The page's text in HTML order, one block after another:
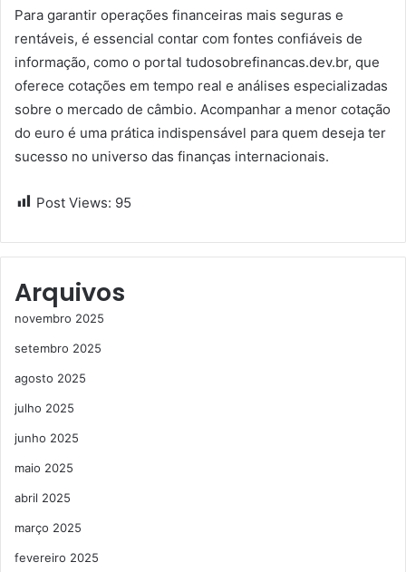
Para garantir operações financeiras mais seguras e
rentáveis, é essencial contar com fontes confiáveis de
informação, como o portal tudosobrefinancas.dev.br, que
oferece cotações em tempo real e análises especializadas
sobre o mercado de câmbio. Acompanhar a menor cotação
do euro é uma prática indispensável para quem deseja ter
sucesso no universo das finanças internacionais.
Post Views: 95
Arquivos
novembro 2025
setembro 2025
agosto 2025
julho 2025
junho 2025
maio 2025
abril 2025
março 2025
fevereiro 2025